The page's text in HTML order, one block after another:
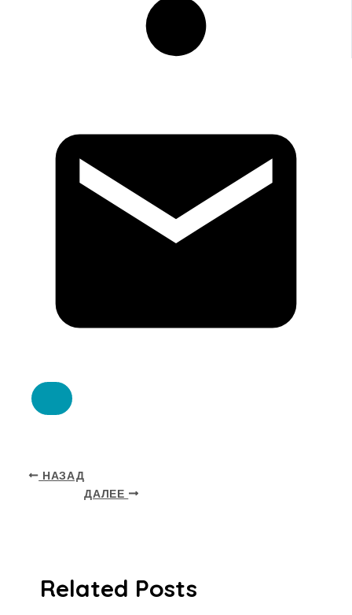
НАЗАД
ДАЛЕЕ
Related Posts